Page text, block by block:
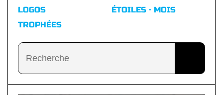
LOGOS
TROPHÉES
ÉTOILES · MOIS